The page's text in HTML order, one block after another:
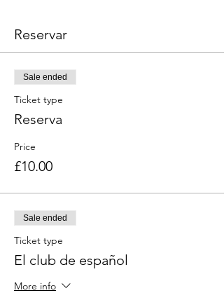
Reservar
Sale ended
Ticket type
Reserva
Price
£10.00
Sale ended
Ticket type
El club de español
More info